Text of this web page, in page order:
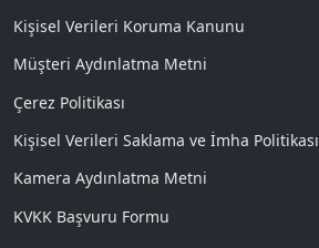
Kişisel Verileri Koruma Kanunu
Müşteri Aydınlatma Metni
Çerez Politikası
Kişisel Verileri Saklama ve İmha Politikası
Kamera Aydınlatma Metni
KVKK Başvuru Formu